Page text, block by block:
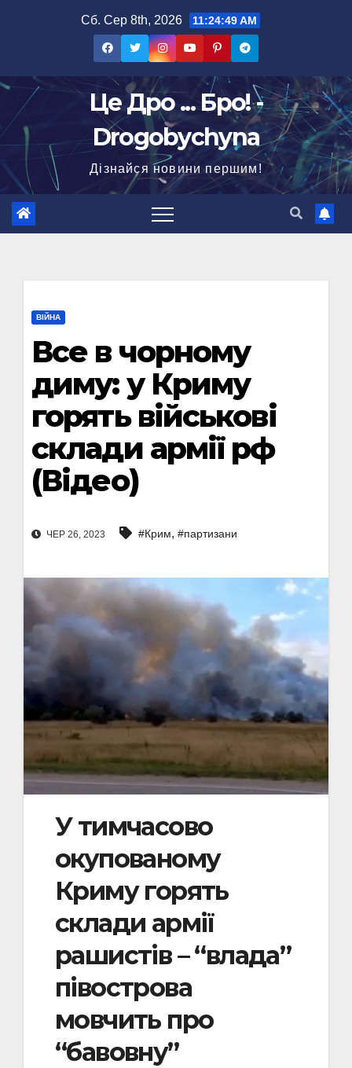
Сб. Сер 8th, 2026 11:24:50 AM
Це Дро ... Бро! -
Drogobychyna
Дізнайся новини першим!
ВІЙНА
Все в чорному
диму: у Криму
горять військові
склади армії рф
(Відео)
ЧЕР 26, 2023 #Крим, #партизани
У тимчасово
окупованому
Криму горять
склади армії
рашистів – “влада”
півострова
мовчить про
“бавовну”